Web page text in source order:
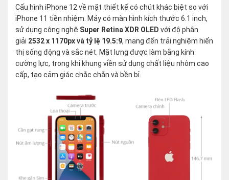
Cấu hình iPhone 12 về mặt thiết kế có chút khác biệt so với
iPhone 11 tiền nhiệm. Máy có màn hình kích thước 6.1 inch,
sử dụng công nghệ Super Retina XDR OLED với độ phân
giải 2532 x 1170px và tỷ lệ 19.5:9, mang đến trải nghiệm hiển
thị sống động và sắc nét. Mặt lưng được làm bằng kính
cường lực, trong khi khung viền sử dụng chất liệu nhôm cao
cấp, tạo cảm giác chắc chắn và bền bỉ.